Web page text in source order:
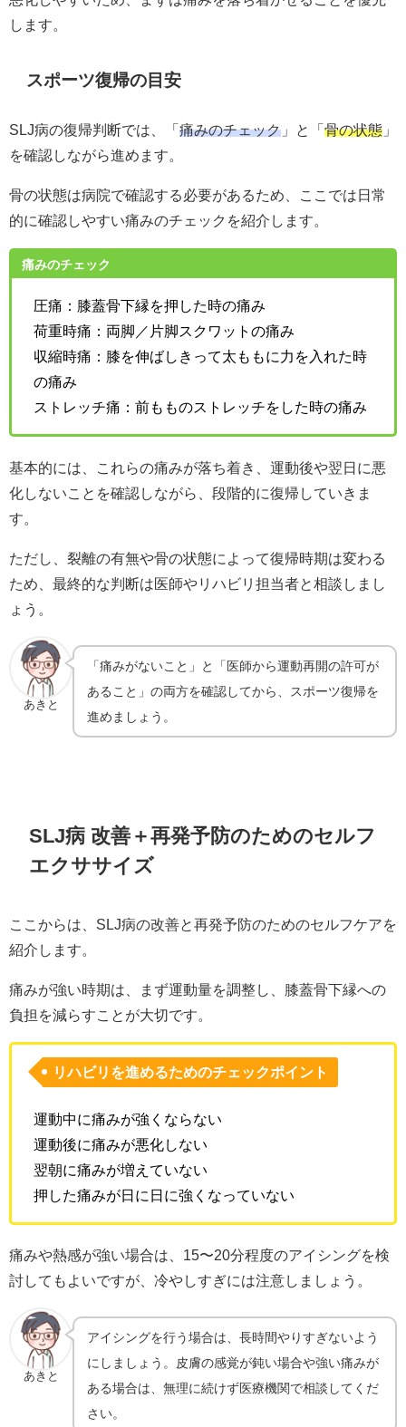
します。
スポーツ復帰の目安
SLJ病の復帰判断では、「 痛みのチェック 」と「 骨の状態 」
を確認しながら進めます。
骨の状態は病院で確認する必要があるため、ここでは日常
的に確認しやすい痛みのチェックを紹介します。
痛みのチェック
圧痛：膝蓋骨下縁を押した時の痛み
荷重時痛：両脚／片脚スクワットの痛み
収縮時痛：膝を伸ばしきって太ももに力を入れた時
の痛み
ストレッチ痛：前もものストレッチをした時の痛み
基本的には、これらの痛みが落ち着き、運動後や翌日に悪
化しないことを確認しながら、段階的に復帰していきま
す。
ただし、裂離の有無や骨の状態によって復帰時期は変わる
ため、最終的な判断は医師やリハビリ担当者と相談しまし
ょう。
あきと
「痛みがないこと」と「医師から運動再開の許可が
あること」の両方を確認してから、スポーツ復帰を
進めましょう。
SLJ病 改善＋再発予防のためのセルフ
エクササイズ
ここからは、SLJ病の改善と再発予防のためのセルフケアを
紹介します。
痛みが強い時期は、まず運動量を調整し、膝蓋骨下縁への
負担を減らすことが大切です。
リハビリを進めるためのチェックポイント
運動中に痛みが強くならない
運動後に痛みが悪化しない
翌朝に痛みが増えていない
押した痛みが日に日に強くなっていない
痛みや熱感が強い場合は、15〜20分程度のアイシングを検
討してもよいですが、冷やしすぎには注意しましょう。
あきと
アイシングを行う場合は、長時間やりすぎないよう
にしましょう。皮膚の感覚が鈍い場合や強い痛みが
ある場合は、無理に続けず医療機関で相談してくだ
さい。